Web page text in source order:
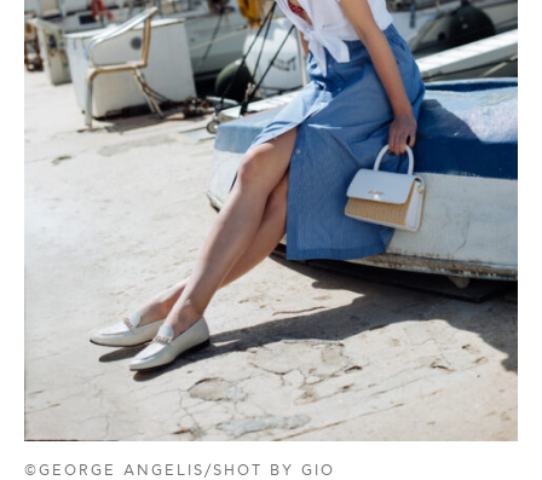
©GEORGE ANGELIS/SHOT BY GIO